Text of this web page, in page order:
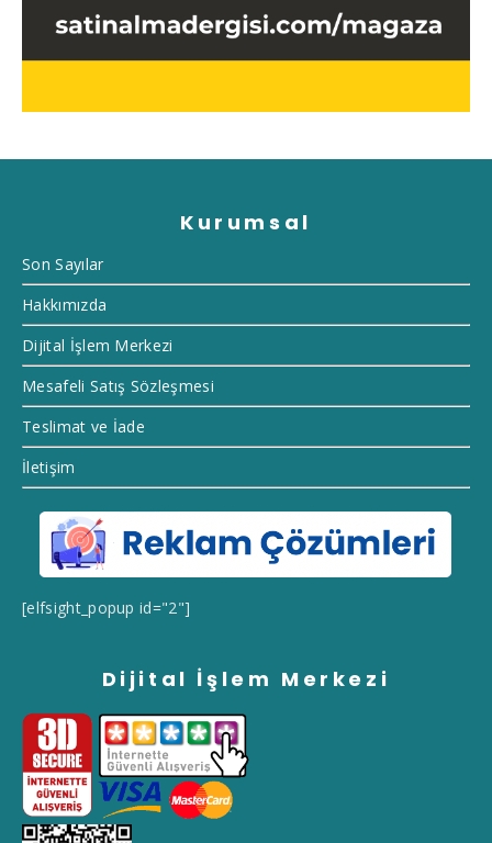
Kurumsal
Son Sayılar
Hakkımızda
Dijital İşlem Merkezi
Mesafeli Satış Sözleşmesi
Teslimat ve İade
İletişim
[elfsight_popup id="2"]
Dijital İşlem Merkezi